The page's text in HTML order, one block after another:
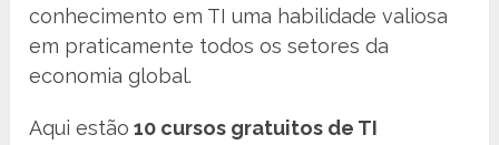
conhecimento em TI uma habilidade valiosa
em praticamente todos os setores da
economia global.
Aqui estão 10 cursos gratuitos de TI